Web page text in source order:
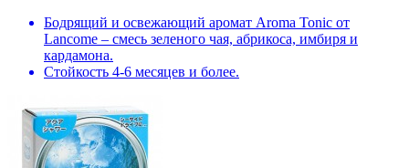
Бодрящий и освежающий аромат Aroma Tonic от
Lancome – смесь зеленого чая, абрикоса, имбиря и
кардамона.
Стойкость 4-6 месяцев и более.